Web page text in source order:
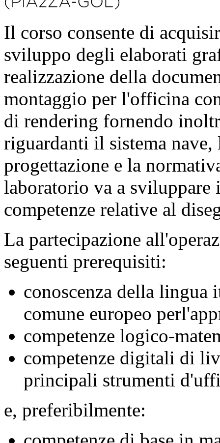
Il corso consente di
sviluppo degli elaborati
realizzazione della
montaggio per l'officina
di rendering fornendo
riguardanti il sistema
progettazione e la
laboratorio va a
competenze relative al
La partecipazione
seguenti prerequisiti:
conoscenza della
comune europeo
competenze logico-
competenze digitali di
principali strumenti
e, preferibilmente: